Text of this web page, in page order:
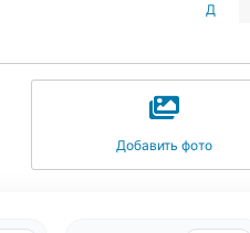
Д
Добавить фото